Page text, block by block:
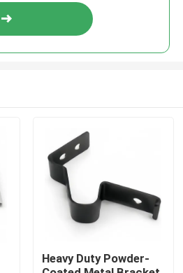
Heavy Duty Powder-